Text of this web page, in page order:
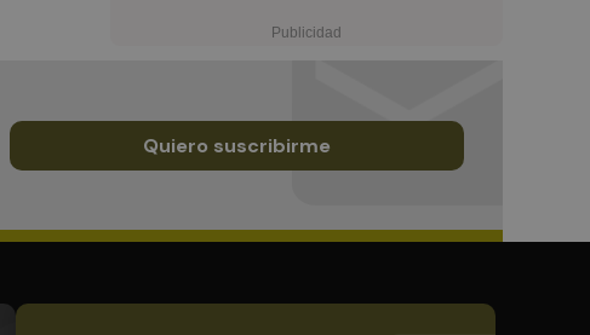
Quiero suscribirme